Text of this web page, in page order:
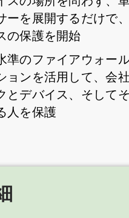
ーを展開するだけで
の保護を開始
準のファイアウォー
ョンを活用して、会
とデバイス、そして
人を保護